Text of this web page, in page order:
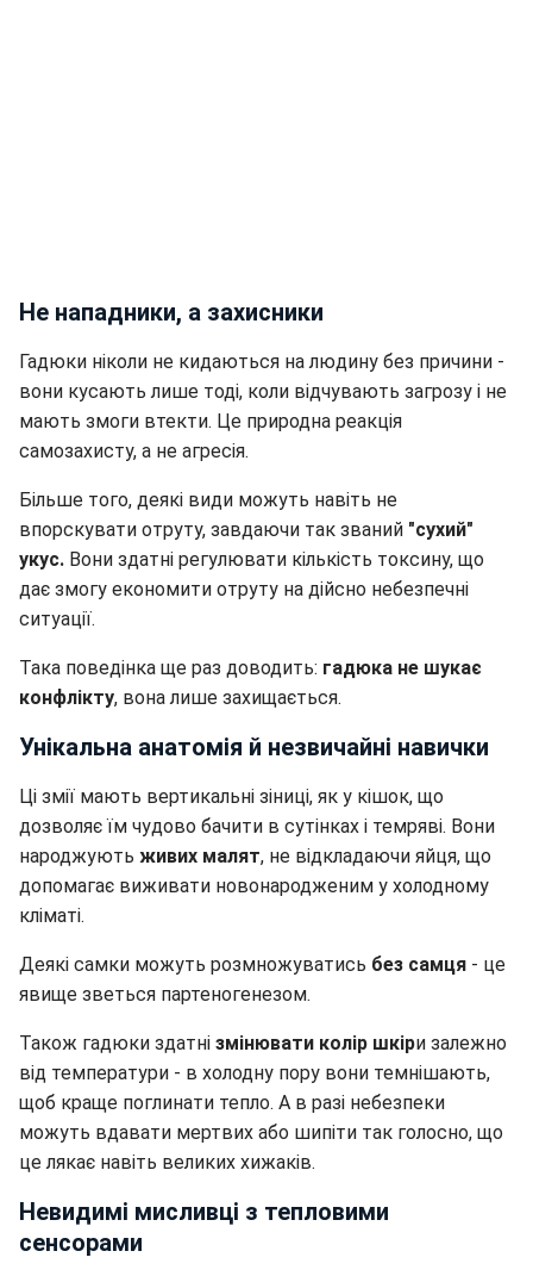
Не нападники, а захисники
Гадюки ніколи не кидаються на людину без причини -
вони кусають лише тоді, коли відчувають загрозу і не
мають змоги втекти. Це природна реакція
самозахисту, а не агресія.
Більше того, деякі види можуть навіть не
впорскувати отруту, завдаючи так званий "сухий"
укус. Вони здатні регулювати кількість токсину, що
дає змогу економити отруту на дійсно небезпечні
ситуації.
Така поведінка ще раз доводить: гадюка не шукає
конфлікту, вона лише захищається.
Унікальна анатомія й незвичайні навички
Ці змії мають вертикальні зіниці, як у кішок, що
дозволяє їм чудово бачити в сутінках і темряві. Вони
народжують живих малят, не відкладаючи яйця, що
допомагає виживати новонародженим у холодному
кліматі.
Деякі самки можуть розмножуватись без самця - це
явище зветься партеногенезом.
Також гадюки здатні змінювати колір шкіри залежно
від температури - в холодну пору вони темнішають,
щоб краще поглинати тепло. А в разі небезпеки
можуть вдавати мертвих або шипіти так голосно, що
це лякає навіть великих хижаків.
Невидимі мисливці з тепловими
сенсорами